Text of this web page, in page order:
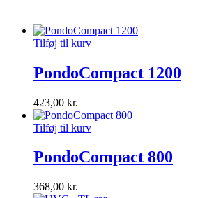
Tilføj til kurv
PondoCompact 1200
423,00 kr.
Tilføj til kurv
PondoCompact 800
368,00 kr.